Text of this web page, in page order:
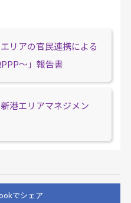
リアの官民連携による
～」報告書
港エリアマネジメン
でシェア